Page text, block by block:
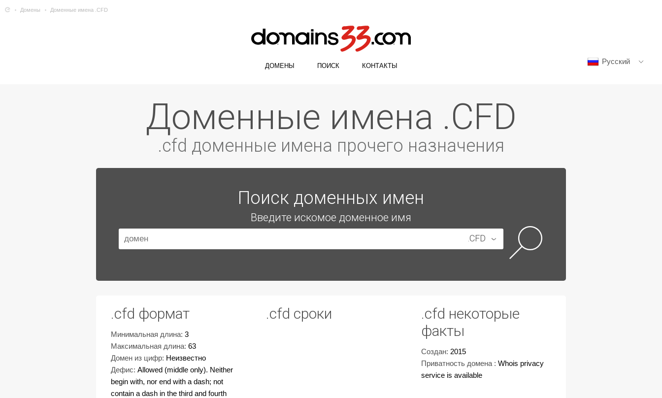
ДОМЕНЫ ПОИСК КОНТАКТЫ
Русский
Домены Доменные имена .CFD
Доменные имена .CFD
.cfd доменные имена прочего назначения
Поиск доменных имен
Введите искомое доменное имя
.CFD
.cfd формат
Минимальная длина: 3
Максимальная длина: 63
Домен из цифр: Неизвестно
Дефис: Allowed (middle only). Neither
begin with, nor end with a dash; not
contain a dash in the third and fourth
.cfd сроки
.cfd некоторые
факты
Создан: 2015
Приватность домена : Whois privacy
service is available